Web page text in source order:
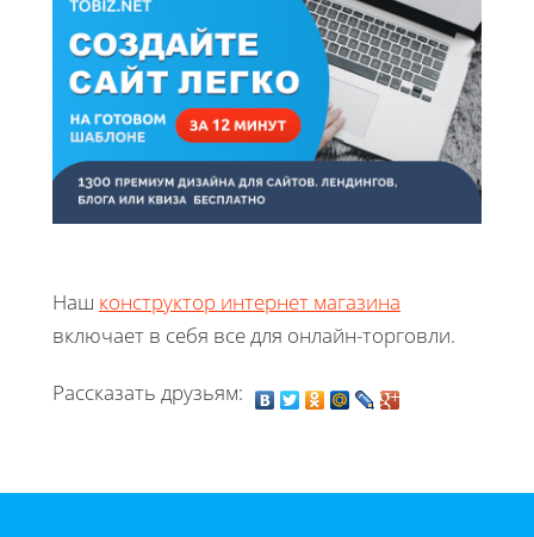
Наш конструктор интернет магазина
включает в себя все для онлайн-торговли.
Рассказать друзьям: